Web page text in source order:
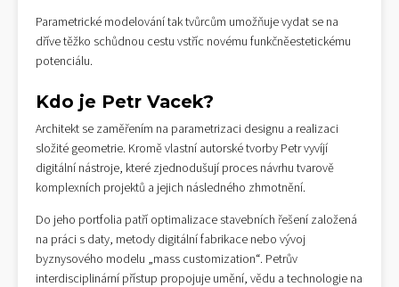
Parametrické modelování tak tvůrcům umožňuje vydat se na
dříve těžko schůdnou cestu vstříc novému funkčněestetickému
potenciálu.
Kdo je Petr Vacek?
Architekt se zaměřením na parametrizaci designu a realizaci
složité geometrie. Kromě vlastní autorské tvorby Petr vyvíjí
digitální nástroje, které zjednodušují proces návrhu tvarově
komplexních projektů a jejich následného zhmotnění.
Do jeho portfolia patří optimalizace stavebních řešení založená
na práci s daty, metody digitální fabrikace nebo vývoj
byznysového modelu „mass customization“. Petrův
interdisciplinární přístup propojuje umění, vědu a technologie na